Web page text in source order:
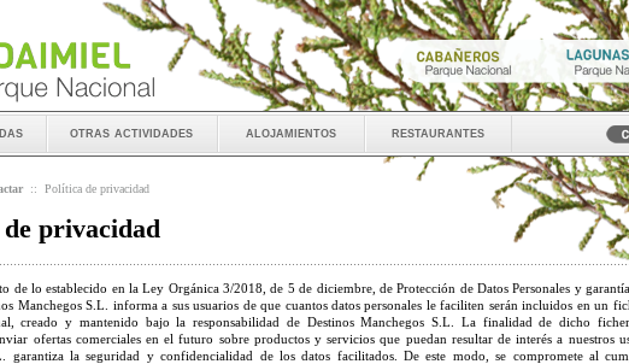
otras actividades alojamientos restaurantes
:: Política de privacidad
privacidad
de lo establecido en la Ley Orgánica 3/2018, de 5 de diciembre, de Protección de Datos Personales y
Manchegos S.L. informa a sus usuarios de que cuantos datos personales le faciliten serán incluidos en un
creado y mantenido bajo la responsabilidad de Destinos Manchegos S.L. La finalidad de dicho
ofertas comerciales en el futuro sobre productos y servicios que puedan resultar de interés a nuestros
garantiza la seguridad y confidencialidad de los datos facilitados. De este modo, se compromete al